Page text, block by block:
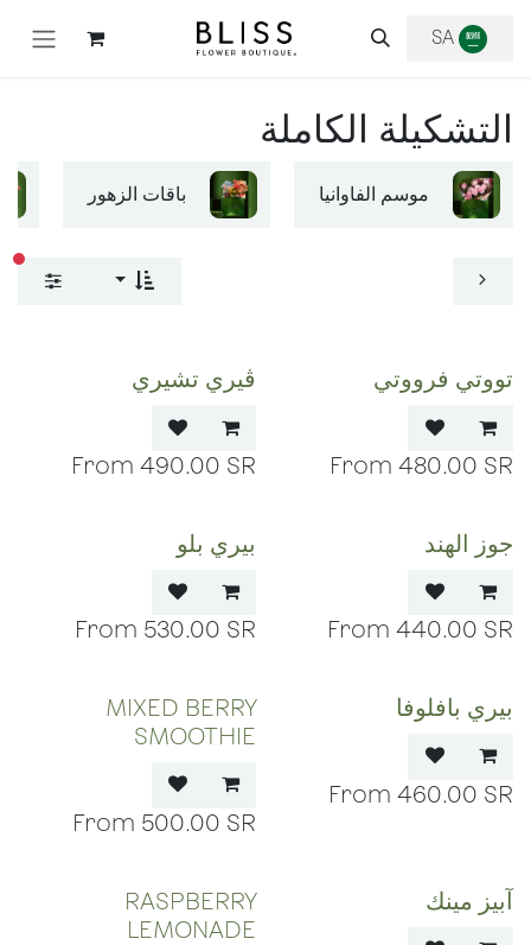
SA
التشكيلة الكاملة
موسم الفاوانيا باقات الزهور
تووتي فرووتي
480.00 SR
ڤيري تشيري
490.00 SR
جوز الهند
440.00 SR
بيري بلو
530.00 SR
بيري بافلوفا
460.00 SR
MIXED BERRY
SMOOTHIE
500.00 SR
آبيز مينك
RASPBERRY
LEMONADE